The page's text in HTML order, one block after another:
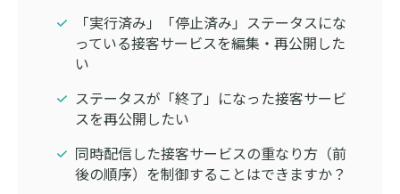
「実行済み」「停止済み」ステータスにな
っている接客サービスを編集・再公開した
い
ステータスが「終了」になった接客サービ
スを再公開したい
同時配信した接客サービスの重なり方（前
後の順序）を制御することはできますか？